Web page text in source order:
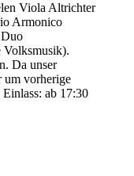
Viola Altrichter
Armonico
Volksmusik).
Da unser
um vorherige
ab 17:30